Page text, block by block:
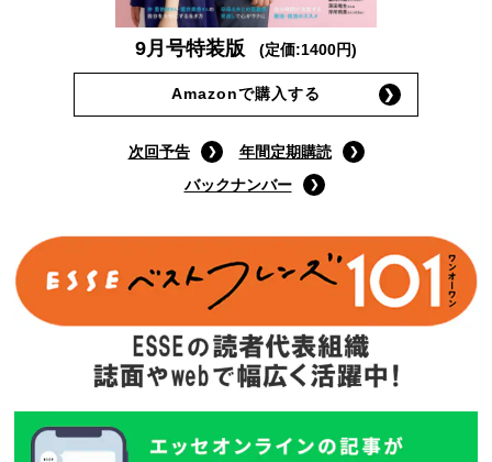
9月号特装版 (定価:1400円)
Amazonで購入する
次回予告
年間定期購読
バックナンバー